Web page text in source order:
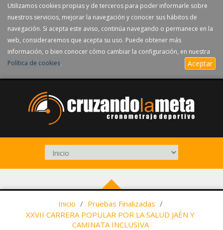
Utilizamos cookies propias y de terceros para poder informarle sobre
nuestros servicios, mejorar la navegación y conocer sus hábitos de
navegación. Si acepta este aviso, continúa navegando o permanece en la
web, consideraremos que acepta su uso. Puede obtener más
información, o bien conocer cómo cambiar la configuración, en nuestra
Política de cookies. Aceptar
Inicio / Pruebas Finalizadas /
XXVII CARRERA POPULAR POR LA SALUD JAÉN Y
CAMINATA INCLUSIVA